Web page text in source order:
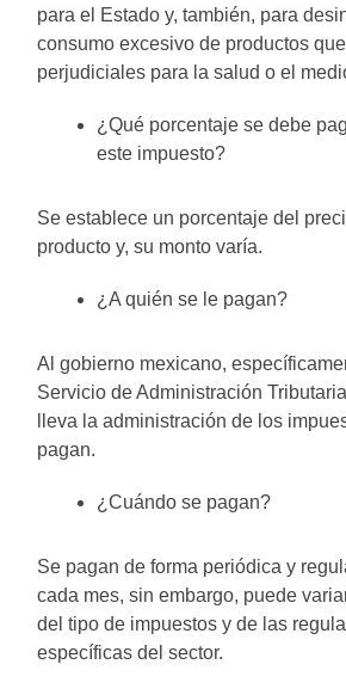
para el Estado y, también, para
consumo excesivo de productos
perjudiciales para la salud o el
¿Qué porcentaje se debe
este impuesto?
Se establece un porcentaje del
producto y, su monto varía.
¿A quién se le pagan?
Al gobierno mexicano,
Servicio de Administración
lleva la administración de los
pagan.
¿Cuándo se pagan?
Se pagan de forma periódica y
cada mes, sin embargo, puede
del tipo de impuestos y de las
específicas del sector.